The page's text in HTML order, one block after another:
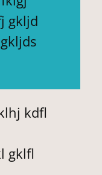
gkljd
kdfl
gklfl